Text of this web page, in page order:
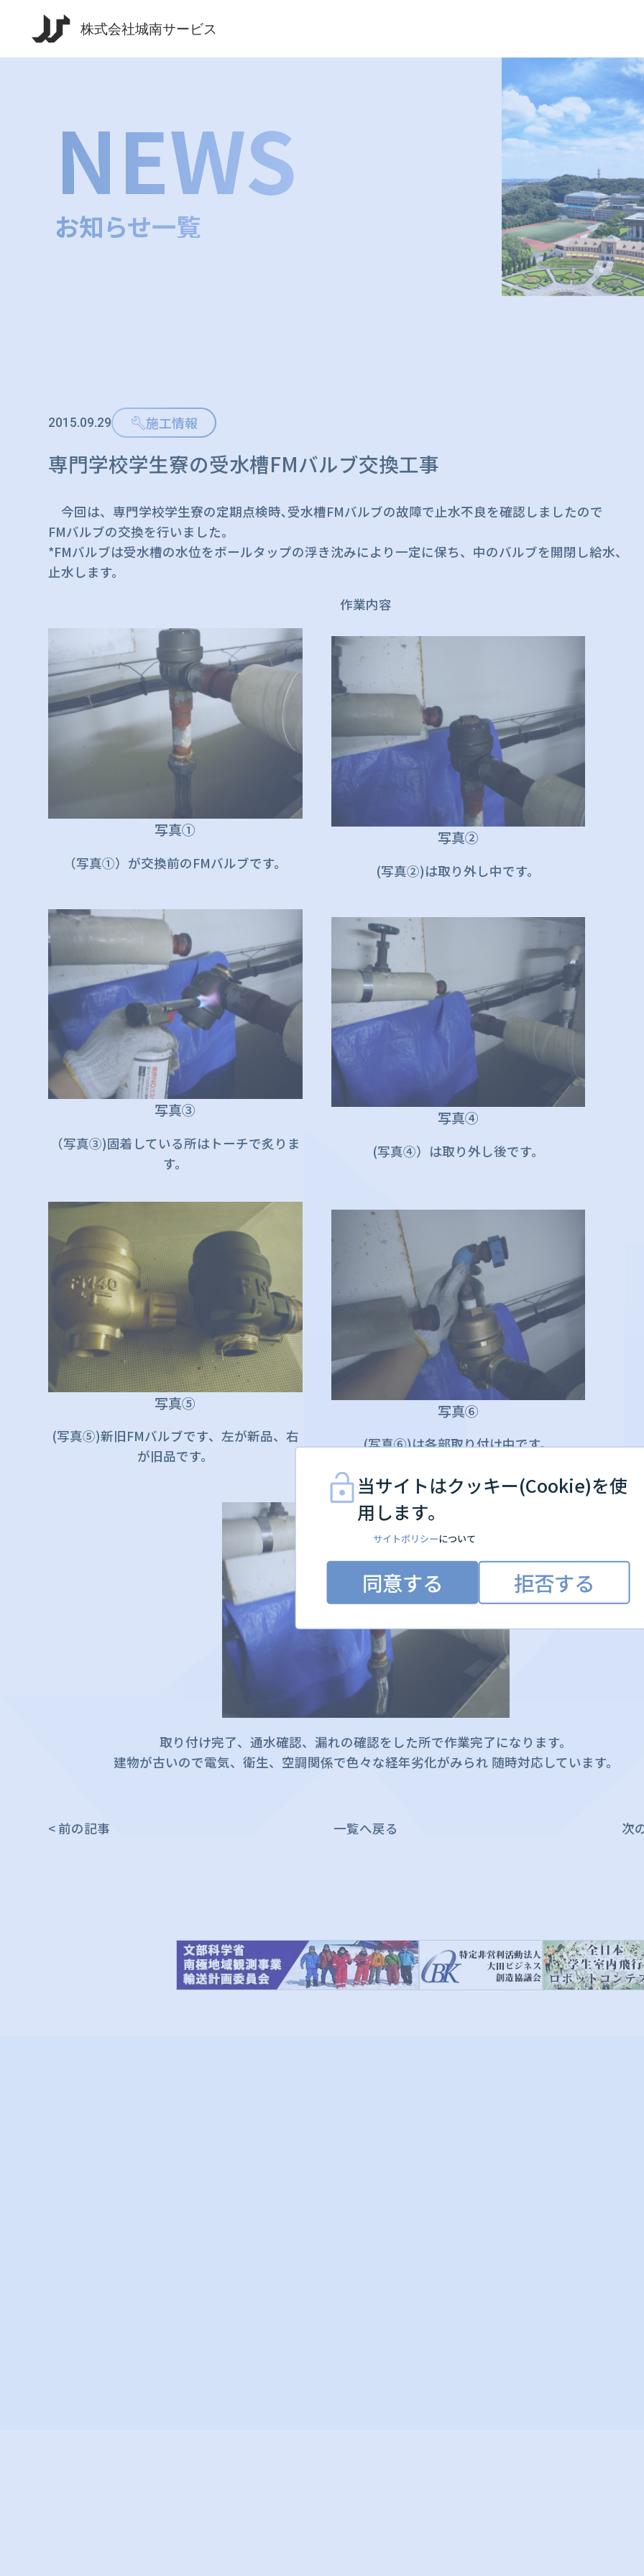
当サイトはクッキー(Cookie)を使
用します。
サイトポリシーについて
同意する 拒否する
NEWS
お知らせ一覧
2015.09.29 施工情報
専門学校学生寮の受水槽FMバルブ交換工事
今回は、専門学校学生寮の定期点検時､受水槽FMバルブの故障で止水不良を確認しましたので
FMバルブの交換を行いました。
*FMバルブは受水槽の水位をボールタップの浮き沈みにより一定に保ち、中のバルブを開閉し給水、
止水します。
作業内容
写真①
（写真①）が交換前のFMバルブです。
写真②
(写真②)は取り外し中です。
写真③
（写真③)固着している所はトーチで炙りま
す。
写真④
(写真④）は取り外し後です。
写真⑤
(写真⑤)新旧FMバルブです、左が新品、右
が旧品です。
写真⑥
(写真⑥)は各部取り付け中です。
取り付け完了、通水確認、漏れの確認をした所で作業完了になります。
建物が古いので電気、衛生、空調関係で色々な経年劣化がみられ 随時対応しています。
< 前の記事 一覧へ戻る 次